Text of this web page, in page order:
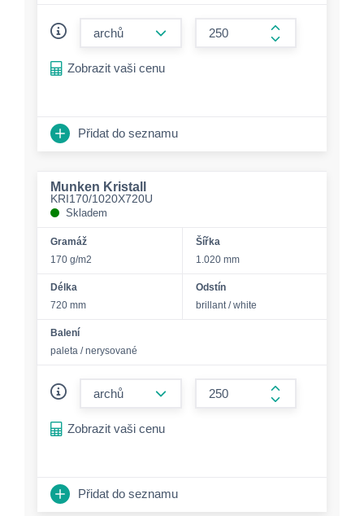
form.increase-
Zobrazit vaši cenu
Přidat do seznamu
Munken Kristall
KRI170/1020X720U
Skladem
Gramáž
170 g/m2
Šířka
1.020 mm
Délka
720 mm
Odstín
brillant / white
Balení
paleta / nerysované
form.increase-
Zobrazit vaši cenu
Přidat do seznamu